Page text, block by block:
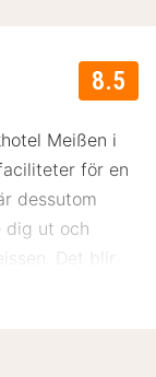
8.5
Meißen i
för en
dessutom
dig ut och
Det blir